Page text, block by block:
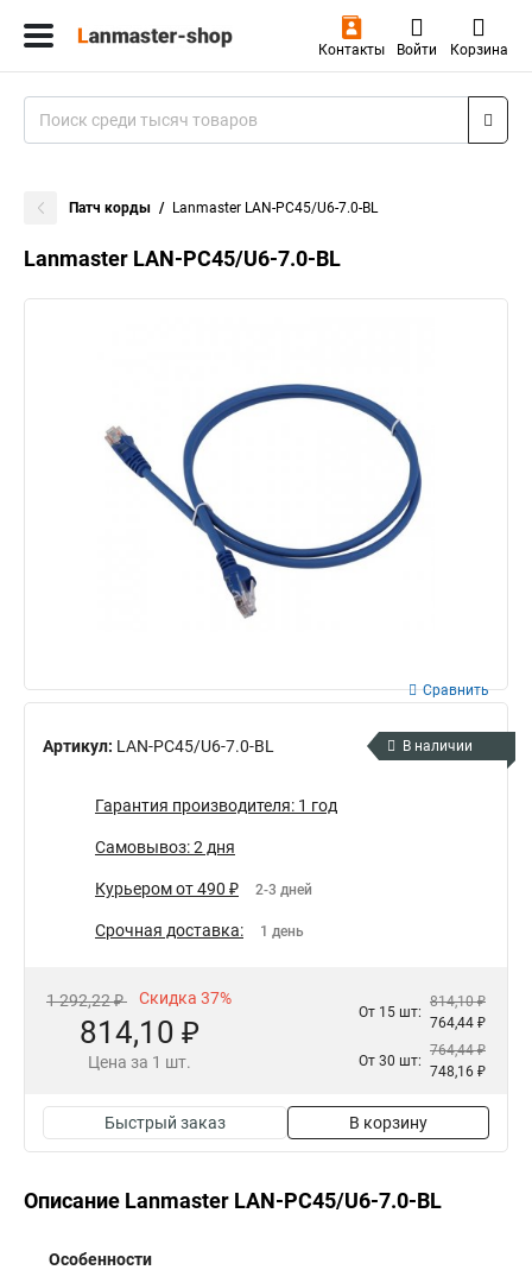
Контакты Войти Корзина
Патч корды Lanmaster LAN-PC45/U6-7.0-BL
Lanmaster LAN-PC45/U6-7.0-BL
Артикул: LAN-PC45/U6-7.0-BL
Сравнить
В наличии
Гарантия производителя: 1 год
Самовывоз: 2 дня
Курьером от 490 ₽ 2-3 дней
Срочная доставка: 1 день
1 292,22 ₽ Скидка 37%
814,10 ₽
Цена за 1 шт.
От 15 шт:
814,10 ₽
764,44 ₽
От 30 шт:
764,44 ₽
748,16 ₽
Быстрый заказ В корзину
Описание Lanmaster LAN-PC45/U6-7.0-BL
Особенности